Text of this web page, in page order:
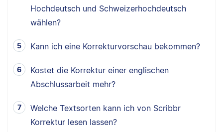
Hochdeutsch und Schweizerhochdeutsch
wählen?
Kann ich eine Korrekturvorschau bekommen?
Kostet die Korrektur einer englischen
Abschlussarbeit mehr?
Welche Textsorten kann ich von Scribbr
Korrektur lesen lassen?